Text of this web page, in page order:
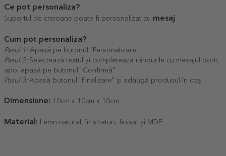
Ce pot personaliza?
Suportul de creioane poate fi personalizat cu mesaj
Cum pot personaliza?
Pasul 1: Apasă pe butonul "Personalizare"
Pasul 2: Selectează textul și completează rândurile cu mesajul dorit,
apoi apasă pe butonul "Confirmă"
Pasul 3: Apasă butonul "Finalizare" și adaugă produsul în coș
Dimensiune: 10cm x 10cm x 10cm
Material: Lemn natural, în straturi, finisat și MDF